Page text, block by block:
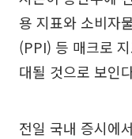
용 지표와 소비자
(PPI) 등 매크로
대될 것으로 보인
전일 국내 증시에